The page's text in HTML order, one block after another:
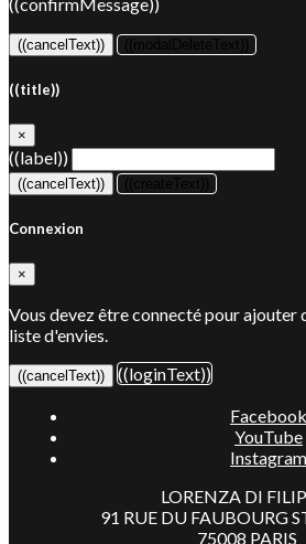
((cancelText)) ((modalDeleteText))
((title))
×
((label))
((cancelText)) ((createText))
Connexion
×
Vous devez être connecté pour ajouter
liste d'envies.
((cancelText))
((loginText))
Facebook
YouTube
Instagram
LORENZA DI
91 RUE DU FAUBOURG
75008 PARIS